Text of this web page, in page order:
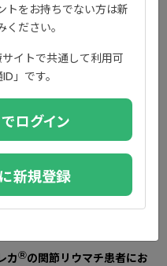
ウマチにおける関節破壊の病
セレカⓇ の臨床的意義
カⓇの関節リウマチ患者にお
トをお持ちでない方は新
ください。
イトで共通して利用可
」です。